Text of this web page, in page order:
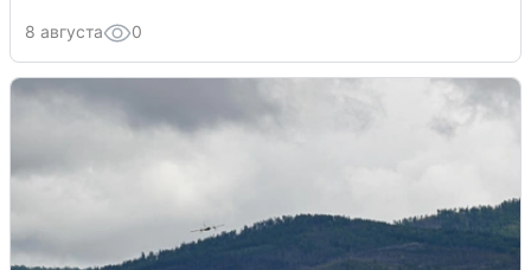
8 августа 0